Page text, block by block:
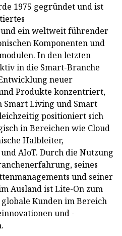
1975 gegründet und ist
ein weltweit führender
Komponenten und
In den letzten
in die Smart-Branche
neuer
Produkte konzentriert,
Smart Living und Smart
positioniert sich
in Bereichen wie Cloud
Halbleiter,
AIoT. Durch die Nutzung
seines
und seiner
Ausland ist Lite-On zum
Kunden im Bereich
und -